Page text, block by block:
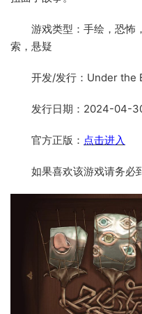
游戏类型：手绘，恐怖
索，悬疑
开发/发行：Under the
发行日期：2024-04-
官方正版： 点击进入
如果喜欢该游戏请务必